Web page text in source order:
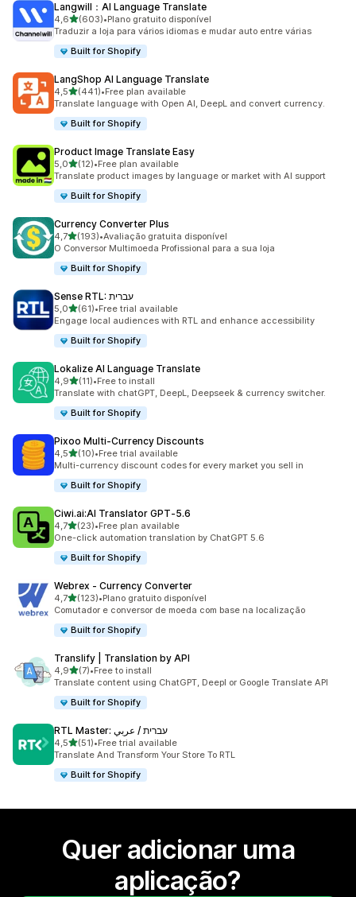
Langwill：AI Language Translate
4,6de 5 estrelas
(603)
603 total de avaliações
•Plano gratuito disponível
Traduzir a loja para vários idiomas e mudar auto entre várias
Built for Shopify
LangShop AI Language Translate
4,5de 5 estrelas
(441)
441 total de avaliações
•Free plan available
Translate language with Open AI, DeepL and convert currency.
Built for Shopify
Product Image Translate Easy
5,0de 5 estrelas
(12)
12 total de avaliações
•Free plan available
Translate product images by language or market with AI support
Built for Shopify
Currency Converter Plus
4,7de 5 estrelas
(193)
193 total de avaliações
•Avaliação gratuita disponível
O Conversor Multimoeda Profissional para a sua loja
Built for Shopify
Sense RTL: עברית
5,0de 5 estrelas
(61)
61 total de avaliações
•Free trial available
Engage local audiences with RTL and enhance accessibility
Built for Shopify
Lokalize AI Language Translate
4,9de 5 estrelas
(11)
11 total de avaliações
•Free to install
Translate with chatGPT, DeepL, Deepseek & currency switcher.
Built for Shopify
Pixoo Multi‑Currency Discounts
4,5de 5 estrelas
(10)
10 total de avaliações
•Free trial available
Multi-currency discount codes for every market you sell in
Built for Shopify
Ciwi.ai:AI Translator GPT‑5.6
4,7de 5 estrelas
(23)
23 total de avaliações
•Free plan available
One-click automation translation by ChatGPT 5.6
Built for Shopify
Webrex ‑ Currency Converter
4,7de 5 estrelas
(123)
123 total de avaliações
•Plano gratuito disponível
Comutador e conversor de moeda com base na localização
Built for Shopify
Translify | Translation by API
4,9de 5 estrelas
(7)
7 total de avaliações
•Free to install
Translate content using ChatGPT, Deepl or Google Translate API
Built for Shopify
RTL Master: עברית / عربي
4,5de 5 estrelas
(51)
51 total de avaliações
•Free trial available
Translate And Transform Your Store To RTL
Built for Shopify
Quer adicionar uma
aplicação?